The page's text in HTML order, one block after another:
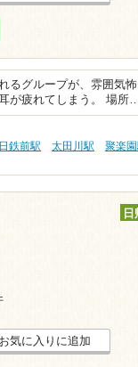
るグループが、雰囲気
が疲れてしまう。 場所
鉄前駅 太田川駅
聚楽
日
お気に入りに追加